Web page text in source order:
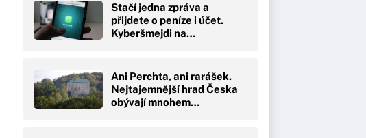
Stačí jedna zpráva a
přijdete o peníze i účet.
Kyberšmejdi na…
Ani Perchta, ani rarášek.
Nejtajemnější hrad Česka
obývají mnohem…